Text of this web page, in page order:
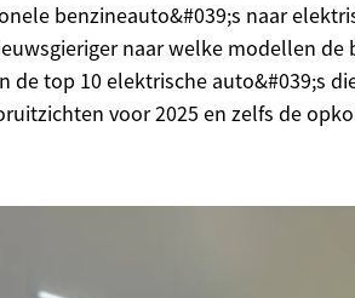
benzineauto&#039;s naar
naar welke modellen de
de top 10 elektrische auto&#039;s
voor 2025 en zelfs de